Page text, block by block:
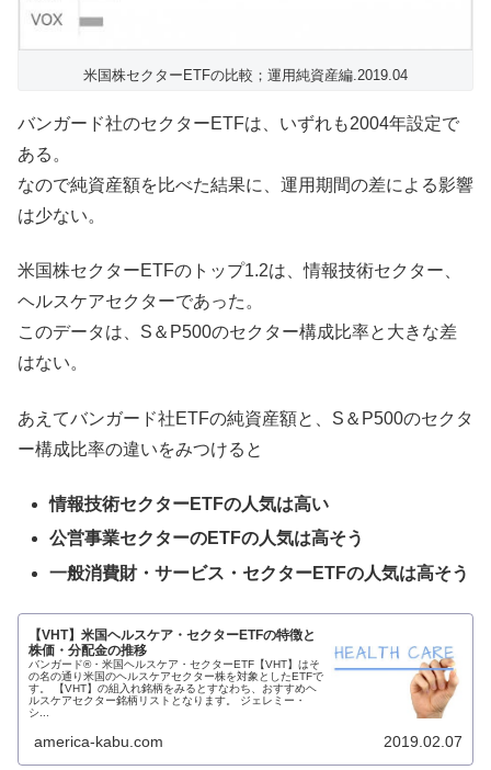
米国株セクターETFの比較；運用純資産編.2019.04
バンガード社のセクターETFは、いずれも2004年設定で
ある。
なので純資産額を比べた結果に、運用期間の差による影響
は少ない。
米国株セクターETFのトップ1.2は、情報技術セクター、
ヘルスケアセクターであった。
このデータは、S＆P500のセクター構成比率と大きな差
はない。
あえてバンガード社ETFの純資産額と、S＆P500のセクタ
ー構成比率の違いをみつけると
情報技術セクターETFの人気は高い
公営事業セクターのETFの人気は高そう
一般消費財・サービス・セクターETFの人気は高そう
【VHT】米国ヘルスケア・セクターETFの特徴と
株価・分配金の推移
バンガード®・米国ヘルスケア・セクターETF【VHT】はそ
の名の通り米国のヘルスケアセクター株を対象としたETFで
す。 【VHT】の組入れ銘柄をみるとすなわち、おすすめヘ
ルスケアセクター銘柄リストとなります。 ジェレミー・
シ...
america-kabu.com 2019.02.07